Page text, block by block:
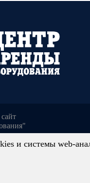
на Сайте,
на Сайте
Российской
и системы web-